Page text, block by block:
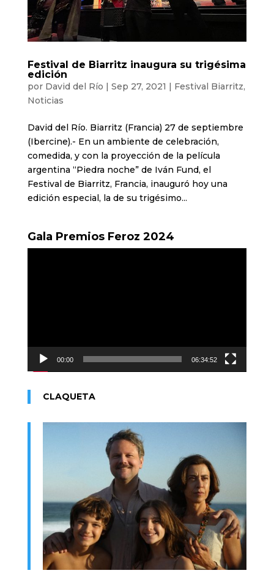
Festival de Biarritz inaugura su trigésima
edición
por David del Río | Sep 27, 2021 | Festival Biarritz,
Noticias
David del Río. Biarritz (Francia) 27 de septiembre
(Ibercine).- En un ambiente de celebración,
comedida, y con la proyección de la película
argentina “Piedra noche” de Iván Fund, el
Festival de Biarritz, Francia, inauguró hoy una
edición especial, la de su trigésimo...
Gala Premios Feroz 2024
00:00 06:34:52
CLAQUETA